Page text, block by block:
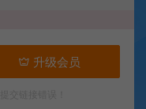
升级会员